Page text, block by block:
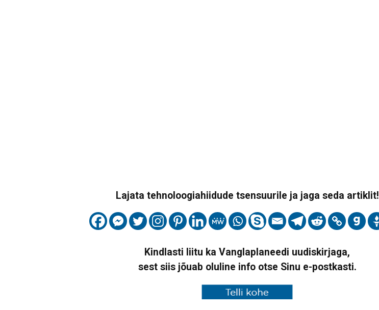
Lajata tehnoloogiahiidude tsensuurile ja jaga seda artiklit!
Kindlasti liitu ka Vanglaplaneedi uudiskirjaga,
sest siis jõuab oluline info otse Sinu e-postkasti.